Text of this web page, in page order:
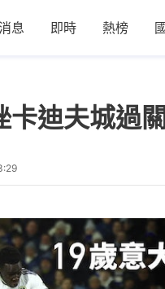
息 即時 熱榜
卡迪夫城